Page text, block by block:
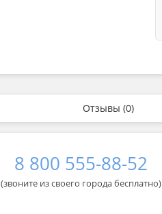
Отзывы (0)
8 800 555-88-52
(звоните из своего города бесплатно)